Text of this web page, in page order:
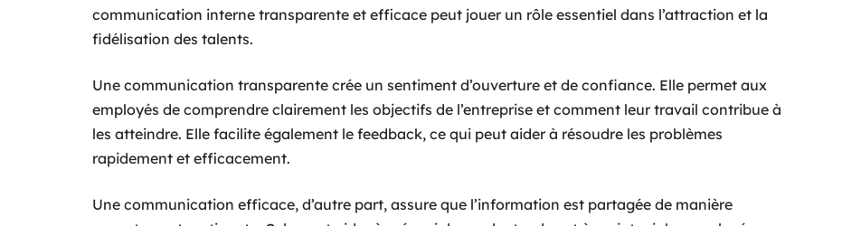
communication interne transparente et efficace peut jouer un rôle essentiel dans l’attraction et la
fidélisation des talents.
Une communication transparente crée un sentiment d’ouverture et de confiance. Elle permet aux
employés de comprendre clairement les objectifs de l’entreprise et comment leur travail contribue à
les atteindre. Elle facilite également le feedback, ce qui peut aider à résoudre les problèmes
rapidement et efficacement.
Une communication efficace, d’autre part, assure que l’information est partagée de manière